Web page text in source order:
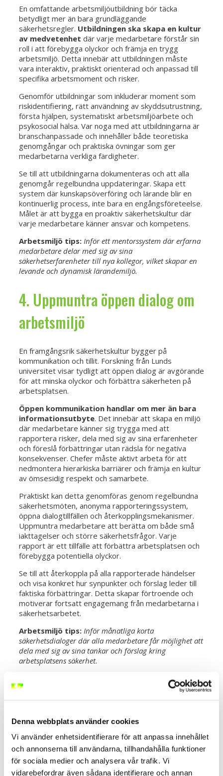
Denna webbplats använder cookies
Vi använder enhetsidentifierare för att anpassa innehållet
och annonserna till användarna, tillhandahålla funktioner
för sociala medier och analysera vår trafik. Vi
vidarebefordrar även sådana identifierare och annan
En omfattande arbetsmiljöutbildning bör täcka
betydligt mer än bara grundläggande
säkerhetsregler. Utbildningen ska skapa en kultur
av medvetenhet där varje medarbetare förstår sin
roll i att förebygga olyckor och främja en trygg
arbetsmiljö. Detta innebär att utbildningen måste
vara interaktiv, praktiskt orienterad och anpassad till
specifika arbetsmoment och risker.
Genomför utbildningar som inkluderar moment som
riskidentifiering, rätt användning av skyddsutrustning,
första hjälpen, systematiskt arbetsmiljöarbete och
psykosocial hälsa. Var noga med att utbildningarna är
branschanpassade och innehåller både teoretiska
genomgångar och praktiska övningar som ger
medarbetarna verkliga färdigheter.
Se till att utbildningarna dokumenteras och att alla
genomgår regelbundna uppdateringar. Skapa ett
system där kunskapsöverföring och lärande blir en
kontinuerlig process, inte bara en engångsföreteelse.
Målet är att bygga en proaktiv säkerhetskultur där
varje medarbetare känner ansvar och kompetens.
Arbetsmiljö tips: Inför ett mentorssystem där erfarna
medarbetare delar med sig av sina
säkerhetserfarenheter till nya kollegor, vilket skapar en
levande och dynamisk lärandemiljö.
4. Uppmuntra öppen dialog om
arbetsmiljö
En framgångsrik säkerhetskultur bygger på
kommunikation och tillit. Forskning från Lunds
universitet visar tydligt att öppen dialog är avgörande
för att minska olyckor och förbättra säkerheten på
arbetsplatsen.
Öppen kommunikation handlar om mer än bara
informationsutbyte. Det innebär att skapa en miljö
där medarbetare känner sig trygga med att
rapportera risker, dela med sig av sina erfarenheter
och föreslå förbättringar utan rädsla för negativa
konsekvenser. Chefer måste aktivt arbeta för att
nedmontera hierarkiska barriärer och främja en kultur
av ömsesidig respekt och samarbete.
Praktiskt kan detta genomföras genom regelbundna
säkerhetsmöten, anonyma rapporteringssystem,
öppna dialogtillfällen och återkopplingsmekanismer.
Uppmuntra medarbetare att berätta om både små
iakttagelser och större säkerhetsfrågor. Varje
rapport är ett tillfälle att förbättra arbetsplatsen och
förebygga potentiella olyckor.
Se till att återkoppla på alla rapporterade händelser
och visa konkret hur synpunkter och förslag leder till
faktiska förbättringar. Detta skapar förtroende och
motiverar fortsatt engagemang från medarbetarna i
säkerhetsarbetet.
Arbetsmiljö tips: Inför månatliga korta
säkerhetsdialoger där alla medarbetare får möjlighet att
dela med sig av sina tankar och förslag kring
arbetsplatsens säkerhet.
5. Följ upp åtgärder och
Ett systematiskt och proaktivt arbetsmiljöarbete
kräver mer än enskilda insatser det handlar om
kontinuerlig uppföljning och utvärdering.Västra
Götalandsregionens guidebetonar vikten av